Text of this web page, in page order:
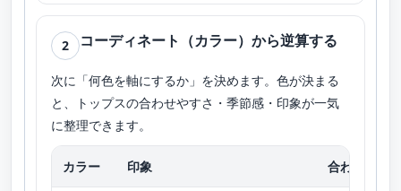
2 コーディネート（カラー）から逆算する
次に「何色を軸にするか」を決めます。色が決まる
と、トップスの合わせやすさ・季節感・印象が一気
に整理できます。
カラー 印象 合わせやす